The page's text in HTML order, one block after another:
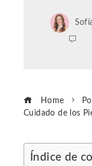
Home
Cuidado de los
Índice de